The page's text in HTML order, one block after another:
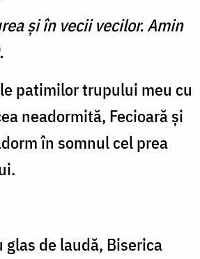
şi în vecii vecilor. Amin
patimilor trupului meu cu
neadormită, Fecioară şi
în somnul cel prea
de laudă, Biserica